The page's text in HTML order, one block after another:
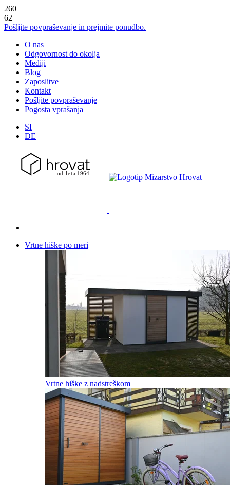
260
62
Pošljite povpraševanje in prejmite ponudbo.
O nas
Odgovornost do okolja
Mediji
Blog
Zaposlitve
Kontakt
Pošljite povpraševanje
Pogosta vprašanja
SI
DE
Vrtne hiške po meri
Vrtne hiške z nadstreškom